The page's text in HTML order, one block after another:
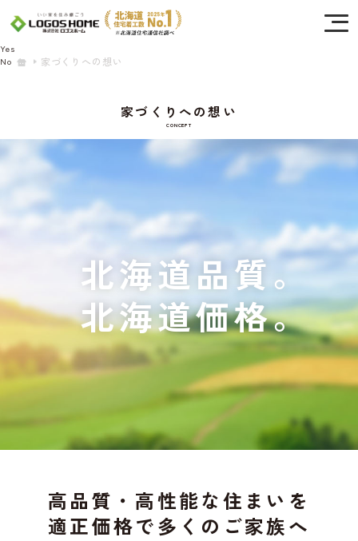
家づくりへの想い
家づくりへの想い
CONCEPT
北海道品質。
北海道価格。
高品質・高性能な住まいを
適正価格で多くのご家族へ
Cookie を使用して、お客様の活動を追跡してもよろしいですか? 当社ではお客様の
プライバシーを極めて重視しています。詳細について、およびご質問がある場合
は、当社のプライバシーポリシーをご覧ください。
Yes
No